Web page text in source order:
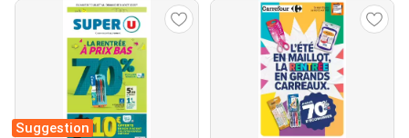
Suggestion